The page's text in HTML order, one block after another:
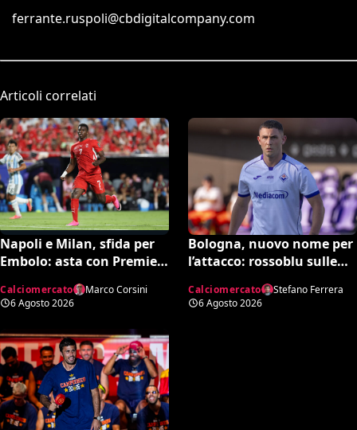
ferrante.ruspoli@cbdigitalcompany.com
Articoli correlati
Napoli e Milan, sfida per
Embolo: asta con Premier
Calciomercato
Marco Corsini
6 Agosto 2026
Bologna, nuovo nome per
l’attacco: rossoblu sulle
Calciomercato
Stefano Ferrera
6 Agosto 2026